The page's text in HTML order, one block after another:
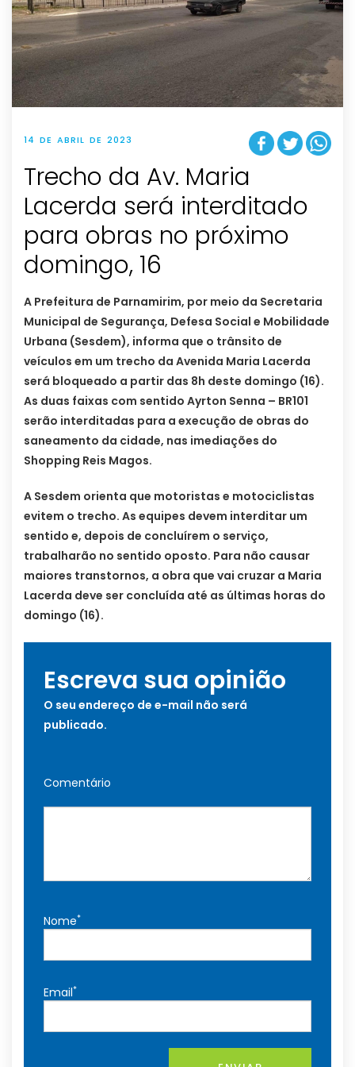
14 DE ABRIL DE 2023
Trecho da Av. Maria
Lacerda será interditado
para obras no próximo
domingo, 16
A Prefeitura de Parnamirim, por meio da Secretaria
Municipal de Segurança, Defesa Social e Mobilidade
Urbana (Sesdem), informa que o trânsito de
veículos em um trecho da Avenida Maria Lacerda
será bloqueado a partir das 8h deste domingo (16).
As duas faixas com sentido Ayrton Senna – BR101
serão interditadas para a execução de obras do
saneamento da cidade, nas imediações do
Shopping Reis Magos.
A Sesdem orienta que motoristas e motociclistas
evitem o trecho. As equipes devem interditar um
sentido e, depois de concluírem o serviço,
trabalharão no sentido oposto. Para não causar
maiores transtornos, a obra que vai cruzar a Maria
Lacerda deve ser concluída até as últimas horas do
domingo (16).
Escreva sua opinião
O seu endereço de e-mail não será
publicado.
Comentário
Nome*
Email*